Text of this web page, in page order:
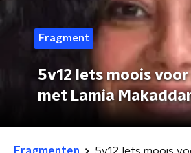
Fragment
5v12 Iets moois
met Lamia